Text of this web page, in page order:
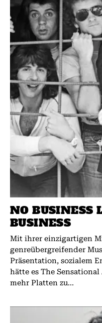
NO BUSINESS
BUSINESS
Mit ihrer einzigartigen
genreübergreifender
Präsentation, sozialem
hätte es The
mehr Platten zu...